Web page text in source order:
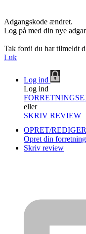
Adgangskode ændret.
Log på med din nye
Tak fordi du har tilmeldt
Luk
Log ind
Log ind
eller
SKRIV REVIEW
OPRET/
Opret din
Skriv review